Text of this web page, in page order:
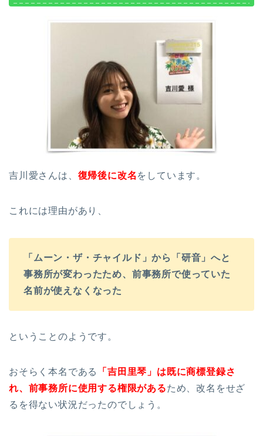
吉川愛さんは、 復帰後に改名 をしています。
これには理由があり、
「ムーン・ザ・チャイルド」から「研音」へと
事務所が変わったため、前事務所で使っていた
名前が使えなくなった
ということのようです。
おそらく本名である
「吉田里琴」は既に商標登録さ
れ、前事務所に使用する権限があるため、改名をせざ
るを得ない状況だったのでしょう。